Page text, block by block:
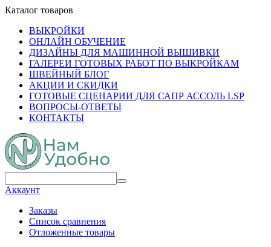
Каталог товаров
ВЫКРОЙКИ
ОНЛАЙН ОБУЧЕНИЕ
ДИЗАЙНЫ ДЛЯ МАШИННОЙ ВЫШИВКИ
ГАЛЕРЕИ ГОТОВЫХ РАБОТ ПО ВЫКРОЙКАМ
ШВЕЙНЫЙ БЛОГ
АКЦИИ И СКИДКИ
ГОТОВЫЕ СЦЕНАРИИ ДЛЯ САПР АССОЛЬ LSP
ВОПРОСЫ-ОТВЕТЫ
КОНТАКТЫ
Аккаунт
Заказы
Список сравнения
Отложенные товары